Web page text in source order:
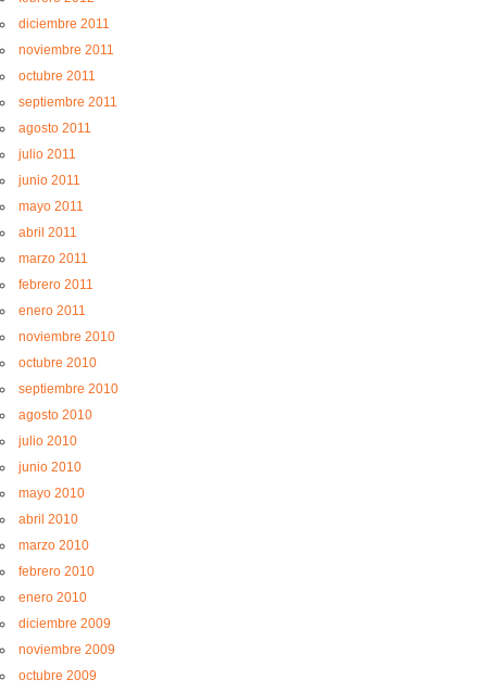
diciembre 2011
noviembre 2011
octubre 2011
septiembre 2011
agosto 2011
julio 2011
junio 2011
mayo 2011
abril 2011
marzo 2011
febrero 2011
enero 2011
noviembre 2010
octubre 2010
septiembre 2010
agosto 2010
julio 2010
junio 2010
mayo 2010
abril 2010
marzo 2010
febrero 2010
enero 2010
diciembre 2009
noviembre 2009
octubre 2009